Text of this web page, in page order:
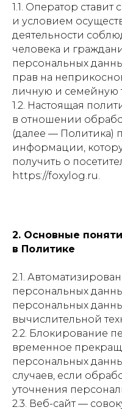
1.1. Оператор
и условием
деятельности
человека и
персональных
прав на
личную и семейную
1.2. Настоящая
в отношении
(далее — Политика)
информации,
получить о
https://foxylog.ru.
2. Основные
в Политике
2.1.
персональных
персональных
вычислительной
2.2. Блокирование
временное
персональных
случаев, если
уточнения
2.3. Веб-сайт —